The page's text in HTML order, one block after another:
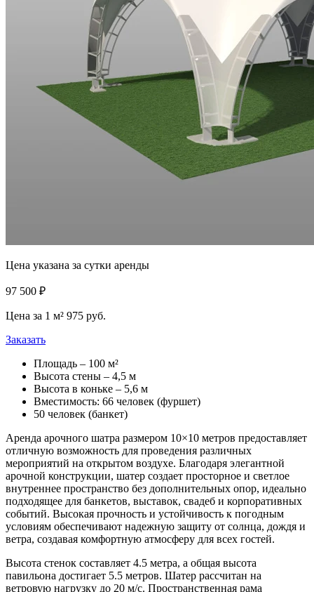
Цена указана за сутки аренды
97 500 ₽
Цена за 1 м² 975 руб.
Заказать
Площадь – 100 м²
Высота стены – 4,5 м
Высота в коньке – 5,6 м
Вместимость: 66 человек (фуршет)
50 человек (банкет)
Аренда арочного шатра размером 10×10 метров предоставляет
отличную возможность для проведения различных
мероприятий на открытом воздухе. Благодаря элегантной
арочной конструкции, шатер создает просторное и светлое
внутреннее пространство без дополнительных опор, идеально
подходящее для банкетов, выставок, свадеб и корпоративных
событий. Высокая прочность и устойчивость к погодным
условиям обеспечивают надежную защиту от солнца, дождя и
ветра, создавая комфортную атмосферу для всех гостей.
Высота стенок составляет 4.5 метра, а общая высота
павильона достигает 5.5 метров. Шатер рассчитан на
ветровую нагрузку до 20 м/с. Пространственная рама